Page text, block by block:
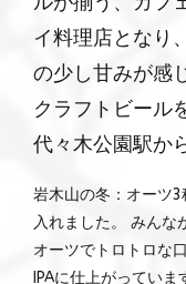
イ料理店となり
の少し甘みが感
クラフトビール
代々木公園駅か
岩木山の冬：オーツ
入れました。 みんな
オーツでトロトロな
IPAに仕上がっていま